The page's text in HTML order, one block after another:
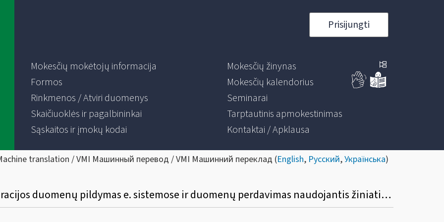
Prisijungti
Mokesčių mokėtojų informacija
Formos
Rinkmenos / Atviri duomenys
Skaičiuoklės ir pagalbininkai
Sąskaitos ir įmokų kodai
Mokesčių žinynas
Mokesčių kalendorius
Seminarai
Tarptautinis apmokestinimas
Kontaktai / Apklausa
translation / VMI Машинный перевод / VMI Машинний переклад (English, Русский,Українська)
Kaip atliekamas PVM grąžinimo deklaracijos duomenų pildymas e. sistemose ir duomenų perdavimas naudojantis žiniatinklio paslaugomis?